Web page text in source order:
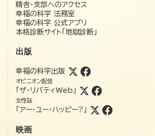
精舎・支部へのアクセス
幸福の科学 法務室
幸福の科学 公式アプリ
本格診断サイト「地獄診断」
出版
幸福の科学出版
オピニオン配信
「ザ・リバティWeb」
女性誌
「アー・ユー・ハッピー?」
映画